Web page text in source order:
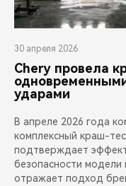
30 апреля 2026
Chery провела
ударами
В апреле 2026 года
комплексный краш-
подтверждает
безопасности модели
отражает подход